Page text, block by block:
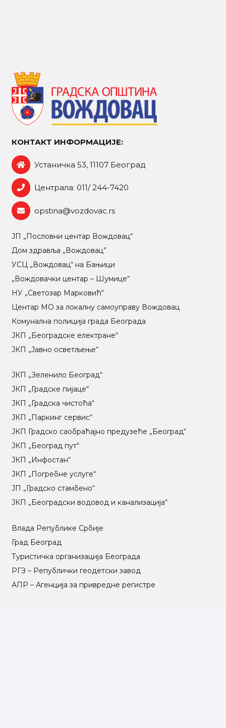
КОНТАКТ ИНФОРМАЦИЈЕ:
Устаничка 53, 11107 Београд
Централа: 011/ 244-7420
opstina@vozdovac.rs
ЈП „Пословни центар Вождовац“
Дом здравља „Вождовац”
УСЦ „Вождовац“ на Бањици
„Вождовачки центар – Шумице“
НУ „Светозар Марковић“
Центар МO за локалну самоуправу Вождовац
Комунална полиција града Београда
ЈКП „Београдске електране“
ЈКП „Јавно осветљење“
ЈКП „Зеленило Београд“
ЈКП „Градске пијаце“
ЈКП „Градска чистоћа“
ЈКП „Паркинг сервис“
ЈКП Градско саобраћајно предузеће „Београд“
ЈКП „Београд пут“
ЈКП „Инфостан“
ЈКП „Погребне услуге“
ЈП „Градско стамбено“
ЈКП „Београдски водовод и канализација“
Влада Републике Србије
Град Београд
Туристичка организација Београда
РГЗ – Републички геодетски завод
АПР – Агенција за привредне регистре